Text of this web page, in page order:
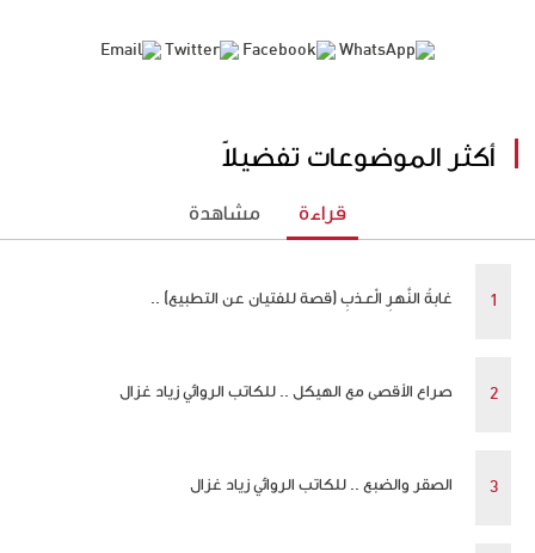
أكثر الموضوعات تفضيلاً
قراءة مشاهدة
غابةُ النَّهرِ الْعـذبِ (قصة للفتيان عن التطبيع) ..
صراع الأقصى مع الهيكل .. للكاتب الروائي زياد غزال
الصقر والضبع .. للكاتب الروائي زياد غزال